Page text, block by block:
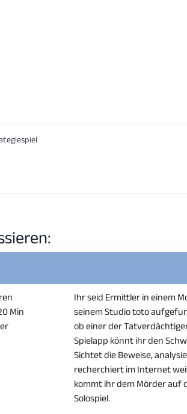
Min
Ihr seid Ermittler in einem
seinem Studio toto
ob einer der
Spielapp könnt ihr den
Sichtet die Beweise,
recherchiert im Internet
kommt ihr dem Mörder auf
Solospiel.